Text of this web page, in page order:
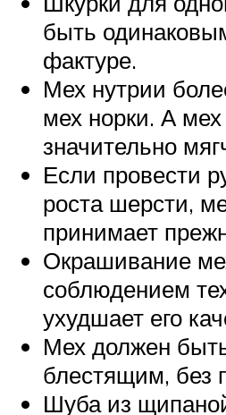
быть
фактуре.
Мех нутрии
мех норки. А мех
значительно
Если провести
роста шерсти,
принимает
Окрашивание
соблюдением
ухудшает его
Мех должен
блестящим, без
Шуба из